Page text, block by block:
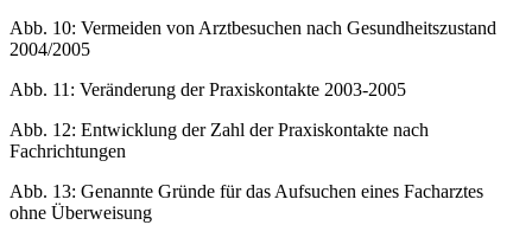
Abb. 10: Vermeiden von Arztbesuchen nach Gesundheitszustand
2004/2005
Abb. 11: Veränderung der Praxiskontakte 2003-2005
Abb. 12: Entwicklung der Zahl der Praxiskontakte nach
Fachrichtungen
Abb. 13: Genannte Gründe für das Aufsuchen eines Facharztes
ohne Überweisung